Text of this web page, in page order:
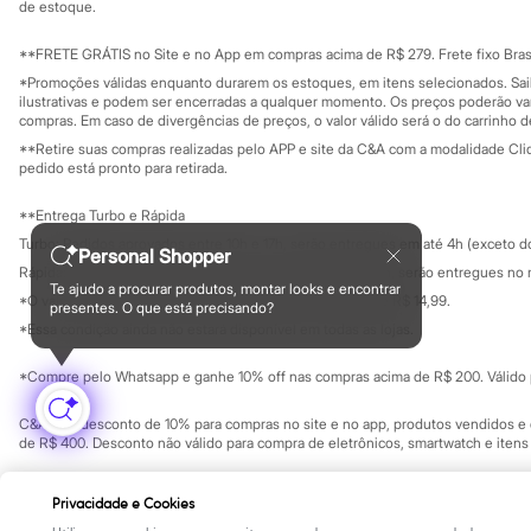
Yessica
Acessórios
Blusas
Calçados
Leggings
Shorts e Bermudas
Tops
Moda íntima
Cintas e Modeladores
Meias
Pijamas
Sutiãs e Tops
Moda praia
Maiôs
Saídas de praia
Personagens
Plus size
Blusas e Camisetas
Calças
Casacos e Jaquetas
Jeans
Personal Shopper
Te ajudo a procurar produtos, montar looks e encontrar
presentes. O que está precisando?
Investidores
Privacidade
Configuração de cookies
Minha privacidade
Educação
Formas de pagamento
de estoque.
**FRETE GRÁTIS no Site e no App em compras acima de R$ 279. Frete fixo
*Promoções válidas enquanto durarem os estoques, em itens selecionados.
ilustrativas e podem ser encerradas a qualquer momento. Os preços poderão
compras. Em caso de divergências de preços, o valor válido será o do carrinho
**Retire suas compras realizadas pelo APP e site da C&A com a modalidade
pedido está pronto para retirada.
**Entrega Turbo e Rápida
Turbo: Pedidos aprovados entre 10h e 17h, serão entregues em até 4h (exceto
Rápida: Pedidos com os pagamentos aprovados até as 10h, serão entregues
*O valor do frete para o turbo é R$ 24,99 e para a rápida é R$ 14,99.
*Essa condição ainda não estará disponível em todas as lojas.
*Compre pelo Whatsapp e ganhe 10% off nas compras acima de R$ 200.
C&A Pay: desconto de 10% para compras no site e no app, produtos vendidos
de R$ 400. Desconto não válido para compra de eletrônicos, smartwatch e
SP Cep: 06455-000 CNPJ 45.242.914/0001-05
Privacidade e Cookies